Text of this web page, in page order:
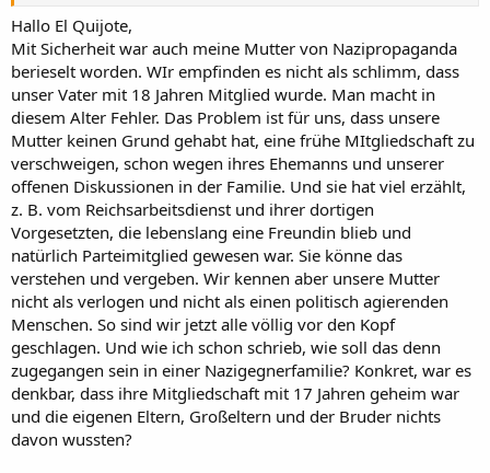
Auf den Karteikarten ist ja nicht umsonst Platzalter für das Datum
des Aufnahmeantrags und das Datum der Aufnahme (des
Parteieintritts).
Relativ normal war, dass die Aufnahme zum bzw. am 20. April
erfolgte ("Führers Geburtstag"):
Anhang anzeigen 25872
Ich nehme an, du hast geprüft, ob alle Daten stimmen? Also
Geburtsdatum und -ort? Angaben des Gau (um
Ortsnamengleichheiten auszuschließen?)
Hallo El Quijote,
Mit Sicherheit war auch meine Mutter von Nazipropaganda
berieselt worden. WIr empfinden es nicht als schlimm, dass
unser Vater mit 18 Jahren Mitglied wurde. Man macht in
diesem Alter Fehler. Das Problem ist für uns, dass unsere
Mutter keinen Grund gehabt hat, eine frühe MItgliedschaft zu
verschweigen, schon wegen ihres Ehemanns und unserer
offenen Diskussionen in der Familie. Und sie hat viel erzählt,
z. B. vom Reichsarbeitsdienst und ihrer dortigen
Vorgesetzten, die lebenslang eine Freundin blieb und
natürlich Parteimitglied gewesen war. Sie könne das
verstehen und vergeben. Wir kennen aber unsere Mutter
nicht als verlogen und nicht als einen politisch agierenden
Menschen. So sind wir jetzt alle völlig vor den Kopf
geschlagen. Und wie ich schon schrieb, wie soll das denn
zugegangen sein in einer Nazigegnerfamilie? Konkret, war es
denkbar, dass ihre Mitgliedschaft mit 17 Jahren geheim war
und die eigenen Eltern, Großeltern und der Bruder nichts
davon wussten?